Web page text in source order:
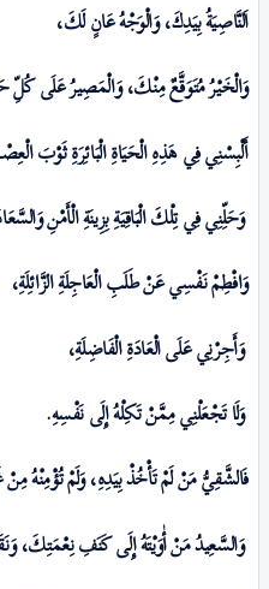
اَلنَّاصِیَةُ بِیَدِكَ، وَالْوَجْهُ عَانٍ لَكَ،
وَالْخَیْرُ مُتَوَقَّعٌ مِنْكَ، وَالْمَصِیرُ عَلَی کُلِّ
أَلْبِسْنِي فِي هَذِەِ الْحَیَاةِ الْبَائِرَةِ ثَوْبَ
وَحَلِّنِي فِي تِلْكَ الْبَاقِیَةِ بِزِینَةِ الْأَمْنِ
وَافْطِمْ نَفْسِي عَنْ طَلَبِ الْعَاجِلَةِ الزَّائِلَةِ،
وَأَجِرْنِي عَلَی الْعَادَةِ الْفَاضِلَةِ،
وَلَا تَجْعَلْنِي مِمَّنْ تَکِلْهُ إِلَی نَفْسِهِ.
فَالشَّقِيُّ مَنْ لَمْ تَأْخُذْ بِیَدِەِ،وَلَمْ تُؤْمِنْهُ
وَالسَّعِیدُ مَنْ أٰوَیْتَهُ إِلَی کَنَفِ نِعْمَتِكَ،